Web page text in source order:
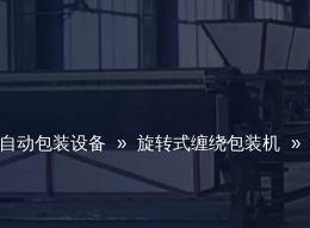
自动包装设备 » 旋转式缠绕包装机 »